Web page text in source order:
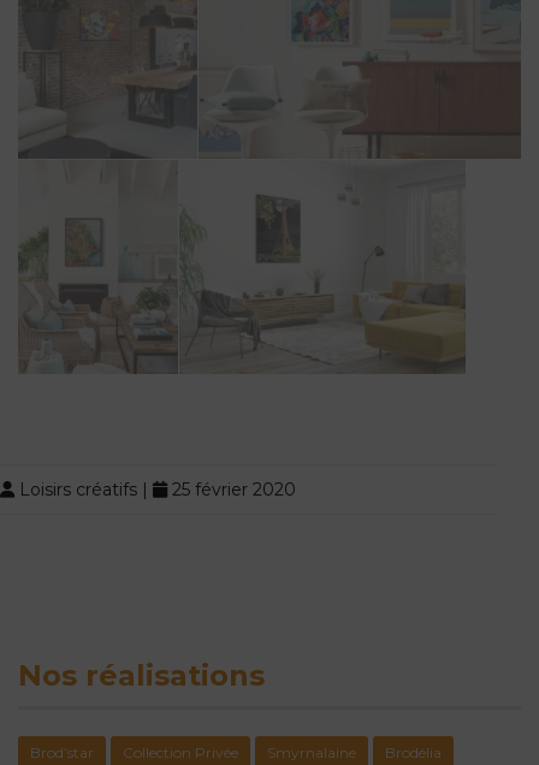
Loisirs créatifs | 25 février 2020
Nos réalisations
Brod’star Collection Privée Smyrnalaine Brodélia